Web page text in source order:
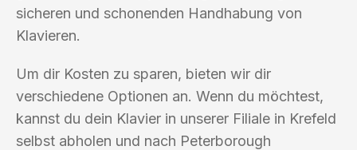
sicheren und schonenden Handhabung von
Klavieren.
Um dir Kosten zu sparen, bieten wir dir
verschiedene Optionen an. Wenn du möchtest,
kannst du dein Klavier in unserer Filiale in Krefeld
selbst abholen und nach Peterborough